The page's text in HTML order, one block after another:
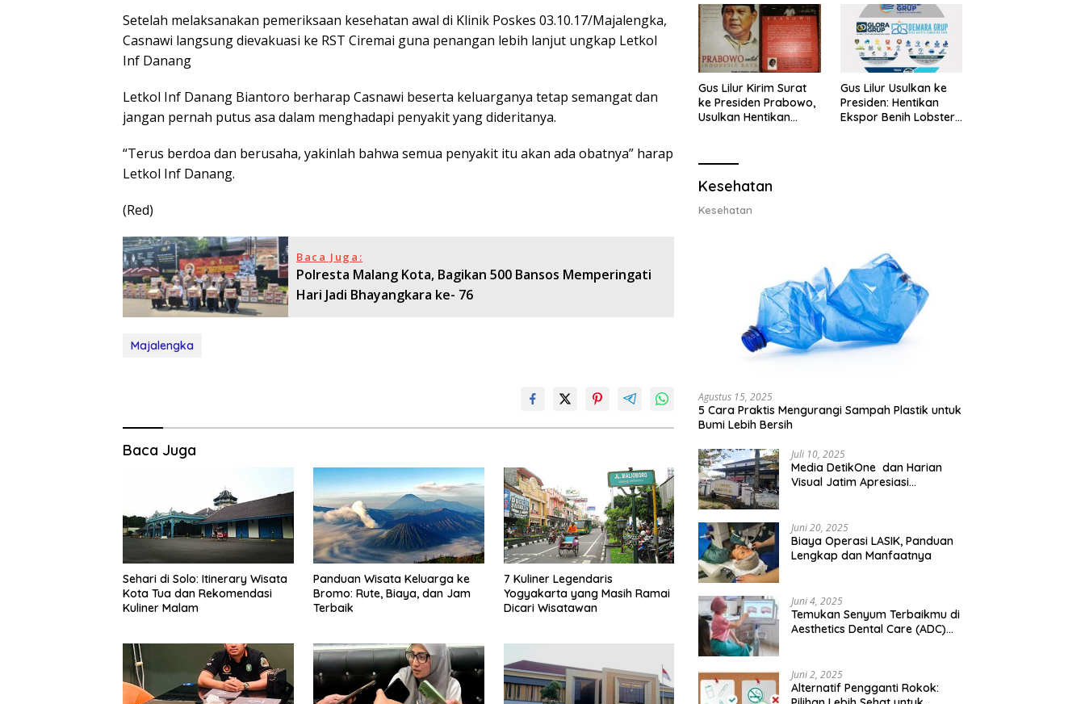
Setelah melaksanakan pemeriksaan kesehatan awal di Klinik Poskes 03.10.17/Majalengka,
Casnawi langsung dievakuasi ke RST Ciremai guna penangan lebih lanjut ungkap Letkol
Inf Danang
Letkol Inf Danang Biantoro berharap Casnawi beserta keluarganya tetap semangat dan
jangan pernah putus asa dalam menghadapi penyakit yang dideritanya.
“Terus berdoa dan berusaha, yakinlah bahwa semua penyakit itu akan ada obatnya” harap
Letkol Inf Danang.
(Red)
Baca Juga:
Polresta Malang Kota, Bagikan 500 Bansos Memperingati
Hari Jadi Bhayangkara ke- 76
Majalengka
Baca Juga
Sehari di Solo: Itinerary Wisata
Kota Tua dan Rekomendasi
Kuliner Malam
Panduan Wisata Keluarga ke
Bromo: Rute, Biaya, dan Jam
Terbaik
7 Kuliner Legendaris
Yogyakarta yang Masih Ramai
Dicari Wisatawan
Gus Lilur Kirim Surat
ke Presiden Prabowo,
Usulkan Hentikan
Lobster 50 Gram
Gus Lilur Usulkan ke
Presiden: Hentikan
Ekspor Benih Lobster,
Kesehatan
Kesehatan
Agustus 15, 2025
5 Cara Praktis Mengurangi Sampah Plastik untuk
Bumi Lebih Bersih
Juli 10, 2025
Media DetikOne dan Harian
Visual Jatim Apresiasi
Juni 20, 2025
Biaya Operasi LASIK, Panduan
Lengkap dan Manfaatnya
Juni 4, 2025
Temukan Senyum Terbaikmu di
Aesthetics Dental Care (ADC)
Juni 2, 2025
Alternatif Pengganti Rokok: